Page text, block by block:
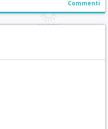
Commenti